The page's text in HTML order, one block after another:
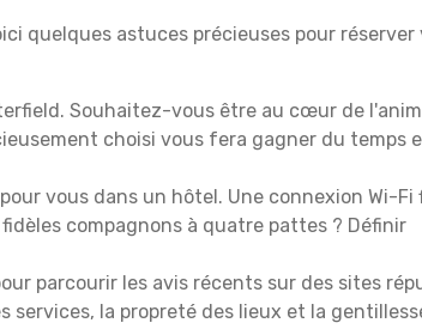
quelques astuces précieuses pour réserver
Souhaitez-vous être au cœur de
choisi vous fera gagner du temps
vous dans un hôtel. Une connexion Wi-Fi
compagnons à quatre pattes ? Définir
parcourir les avis récents sur des sites
la propreté des lieux et la